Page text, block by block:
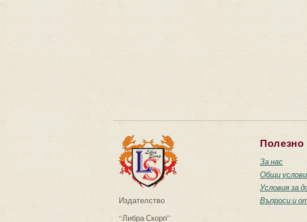
Издателство
“Либра Скорп”
Полезно
За нас
Общи
Условия за
Въпроси и